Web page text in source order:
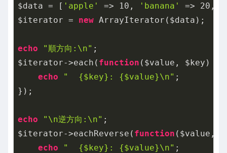
$data = [ 'apple' => 10 , 'banana' => 20 ,
$iterator = new ArrayIterator($data);
echo "順方向:\n" ;
$iterator->each( function ($value, $key)
echo
"  {$key}: {$value}\n" ;
});
echo "\n逆方向:\n" ;
$iterator->eachReverse( function ($value,
echo
"  {$key}: {$value}\n" ;